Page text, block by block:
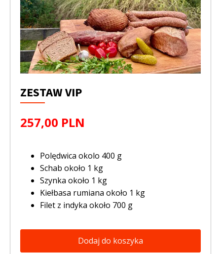
ZESTAW VIP
257,00 PLN
Polędwica okolo 400 g
Schab około 1 kg
Szynka około 1 kg
Kiełbasa rumiana około 1 kg
Filet z indyka około 700 g
Dodaj do koszyka